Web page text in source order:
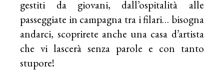
gestiti da giovani, dall’ospitalità alle
passeggiate in campagna tra i filari… bisogna
andarci, scoprirete anche una casa d’artista
che vi lascerà senza parole e con tanto
stupore!